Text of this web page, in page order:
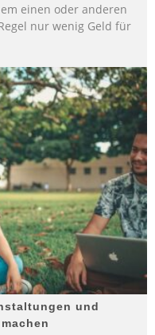
einen oder anderen
nur wenig Geld für
und